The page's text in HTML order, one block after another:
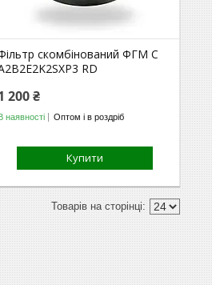
скомбінований ФГМ С
RD
200 ₴
наявності Оптом і в роздріб
Купити